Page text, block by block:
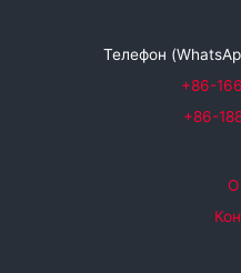
Телефон
+86-
+86-
О